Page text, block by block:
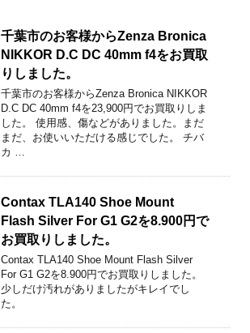
千葉市のお客様からZenza Bronica
NIKKOR D.C DC 40mm f4をお買取
りしました。
千葉市のお客様からZenza Bronica NIKKOR
D.C DC 40mm f4を23,900円でお買取りしま
した。 使用感、傷などがありました。まだ
まだ、お使いいただける感じでした。 チバ
カ …
Contax TLA140 Shoe Mount
Flash Silver For G1 G2を8.900円で
お買取りしました。
Contax TLA140 Shoe Mount Flash Silver
For G1 G2を8.900円でお買取りしました。
少しだけ汚れがありましたがキレイでし
た。